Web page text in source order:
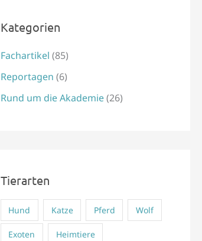
n
n
a
c
Kategorien
Fachartikel (85)
Reportagen (6)
Rund um die Akademie(26)
Tierarten
Hund Katze Pferd Wolf
Exoten Heimtiere